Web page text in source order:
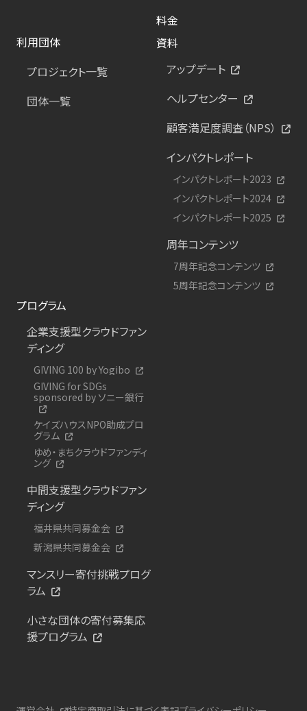
料金
利用団体
プロジェクト一覧
団体一覧
資料
アップデート
ヘルプセンター
顧客満足度調査（NPS）
インパクトレポート
インパクトレポート2023
インパクトレポート2024
インパクトレポート2025
周年コンテンツ
7周年記念コンテンツ
5周年記念コンテンツ
プログラム
企業支援型クラウドファン
ディング
GIVING 100 by Yogibo
GIVING for SDGs
sponsored by ソニー銀行
ケイズハウスNPO助成プロ
グラム
ゆめ・まちクラウドファンディ
ング
中間支援型クラウドファン
ディング
福井県共同募金会
新潟県共同募金会
マンスリー寄付挑戦プログ
ラム
小さな団体の寄付募集応
援プログラム